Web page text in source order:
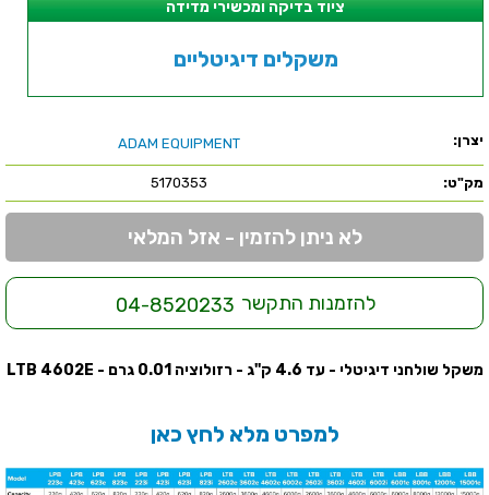
ציוד בדיקה ומכשירי מדידה
משקלים דיגיטליים
יצרן: ADAM EQUIPMENT
מק"ט: 5170353
לא ניתן להזמין - אזל המלאי
להזמנות התקשר 04-8520233
משקל שולחני דיגיטלי - עד 4.6 ק''ג - רזולוציה 0.01 גרם - LTB 4602E
למפרט מלא לחץ כאן